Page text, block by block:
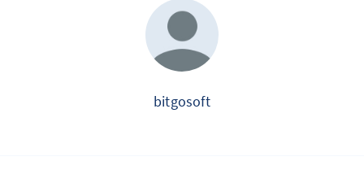
bitgosoft